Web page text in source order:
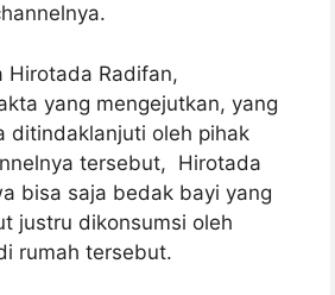
Hirotada Radifan,
yang mengejutkan, yang
ditindaklanjuti oleh pihak
tersebut, Hirotada
bisa saja bedak bayi yang
justru dikonsumsi oleh
rumah tersebut.